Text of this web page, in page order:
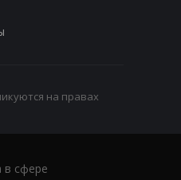
на правах
в сфере